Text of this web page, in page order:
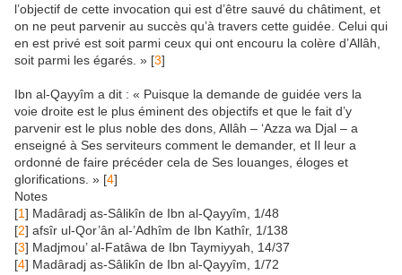
l’objectif de cette invocation qui est d’être sauvé du châtiment, et
on ne peut parvenir au succès qu’à travers cette guidée. Celui qui
en est privé est soit parmi ceux qui ont encouru la colère d’Allâh,
soit parmi les égarés. » [3]
Ibn al-Qayyîm a dit : « Puisque la demande de guidée vers la
voie droite est le plus éminent des objectifs et que le fait d’y
parvenir est le plus noble des dons, Allâh – ‘Azza wa Djal – a
enseigné à Ses serviteurs comment le demander, et Il leur a
ordonné de faire précéder cela de Ses louanges, éloges et
glorifications. » [4]
Notes
[1] Madâradj as-Sâlikîn de Ibn al-Qayyîm, 1/48
[2] afsîr ul-Qor’ân al-’Adhîm de Ibn Kathîr, 1/138
[3] Madjmou’ al-Fatâwa de Ibn Taymiyyah, 14/37
[4] Madâradj as-Sâlikîn de Ibn al-Qayyîm, 1/72